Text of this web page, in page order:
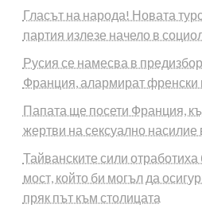
Гласът на народа! Новата
партия излезе начело в
Русия се намесва в
Франция, алармират френски
Папата ще посети Франция,
жертви на сексуално насилие
Тайванските сили
мост, който би могъл да
пряк път към столицата